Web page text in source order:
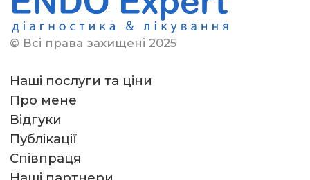
© Всі права захищені 2025
Наші послуги та ціни
Про мене
Відгуки
Публікації
Співпраця